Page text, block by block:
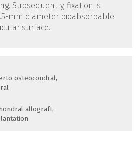
Subsequently, fixation is
mm diameter bioabsorbable
surface.
osteocondral
allograft